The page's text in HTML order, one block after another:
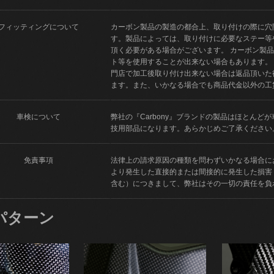
ィッティングについて
カーボン製品の製造の都合上、取り付けの際に
す。製品によっては、取り付けに必要なステー
頂く必要がある場合がございます。 カーボン製
ト等を使用することが出来ない場合もあります
門店で加工後取り付け出来ない場合は返品頂い
ます。また、いかなる場合でも商品代金以外の
車検について
弊社の『Carbony』ブランドの製品はほとんど
技用部品になります。あらかじめご了承ください
免責事項
法律上の請求原因の種類を問わずいかなる場合
より発生した直接的または間接的に発生した損
含む）につきまして、弊社はその一切の責任を
ターン